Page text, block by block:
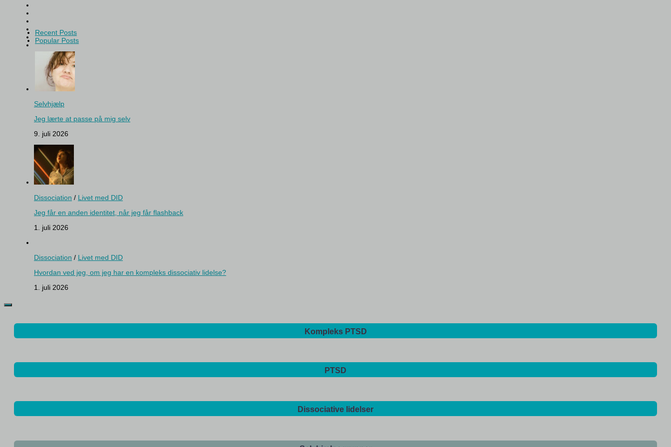
Recent Posts
Popular Posts
Selvhjælp
Jeg lærte at passe på mig selv
9. juli 2026
Dissociation / Livet med DID
Jeg får en anden identitet, når jeg får flashback
1. juli 2026
Dissociation / Livet med DID
Hvordan ved jeg, om jeg har en kompleks dissociativ lidelse?
1. juli 2026
Kompleks PTSD
PTSD
Dissociative lidelser